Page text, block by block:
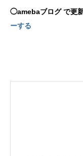
◯amebaブログ で更
ーする